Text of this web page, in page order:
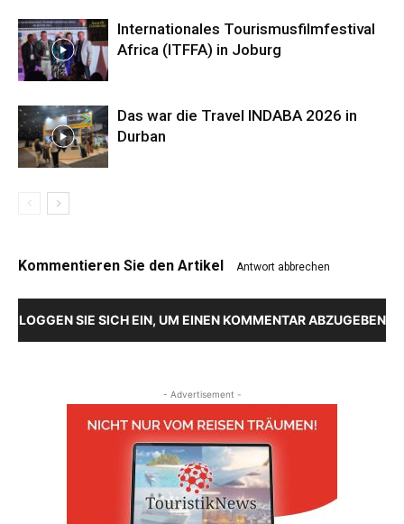
Internationales Tourismusfilmfestival
Africa (ITFFA) in Joburg
Das war die Travel INDABA 2026 in
Durban
Kommentieren Sie den Artikel Antwort abbrechen
LOGGEN SIE SICH EIN, UM EINEN KOMMENTAR ABZUGEBEN
- Advertisement -